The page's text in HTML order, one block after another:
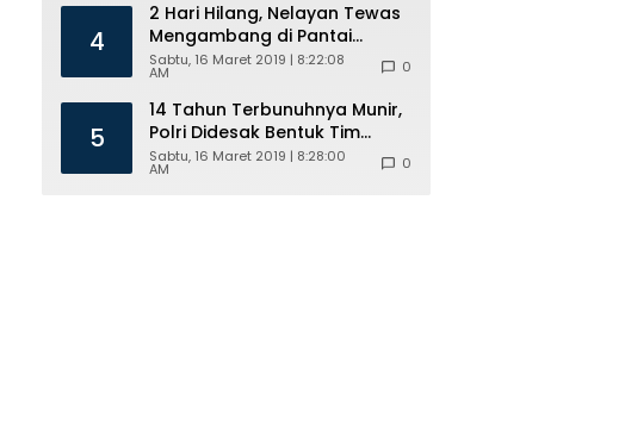
4
2 Hari Hilang, Nelayan Tewas
Mengambang di Pantai
Cipalawah Garut
Sabtu, 16 Maret 2019 | 8:22:08
AM 0
5
14 Tahun Terbunuhnya Munir,
Polri Didesak Bentuk Tim
Khusus
Sabtu, 16 Maret 2019 | 8:28:00
AM 0